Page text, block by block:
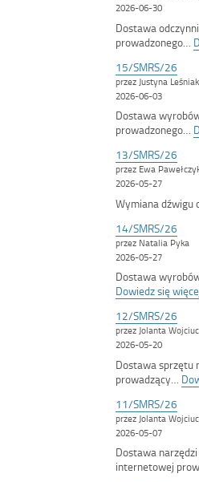
2026-06-30
Dostawa
prowadzonego…
15/SMRS/26
przez Justyna Leśniak
2026-06-03
Dostawa
prowadzonego…
13/SMRS/26
przez Ewa
2026-05-27
Wymiana dźwigu
14/SMRS/26
przez Natalia Pyka
2026-05-27
Dostawa
Dowiedz się
12/SMRS/26
przez Jolanta
2026-05-20
Dostawa sprzętu
prowadzący…
11/SMRS/26
przez Jolanta
2026-05-07
Dostawa
internetowej